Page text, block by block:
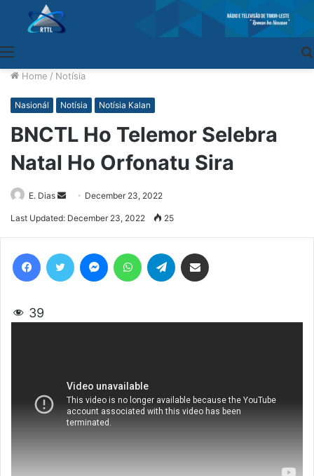
Home / Notísia
Nasionál Notísia Notísia Kalan
BNCTL Ho Telemor Selebra
Natal Ho Orfonatu Sira
E. Dias
Send
an
December 23, 2022
Last Updated: December 23, 2022 25
39